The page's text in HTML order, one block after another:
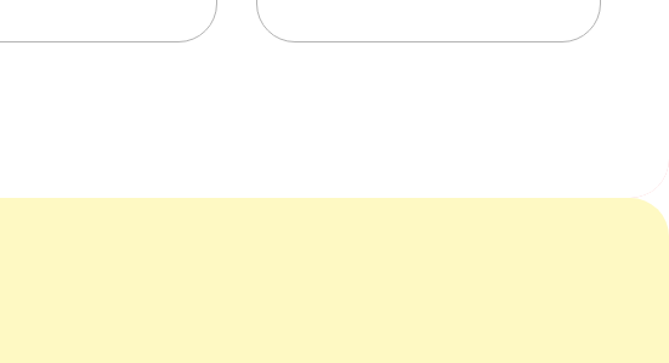
Keskuskirkossa 2.6.–7.8.Kesän rukoushetket Riihimäen Keskuskirkossa 2.6.–7.8.
Lue lisää tapahtumasta Kesän